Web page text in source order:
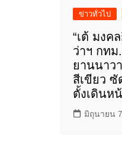
ข่าวทั่วไป
“เต้ มงค
ว่าฯ กทม
ยานนาว
สีเขียว ซั
ตั้งเดินห
มิถุนายน